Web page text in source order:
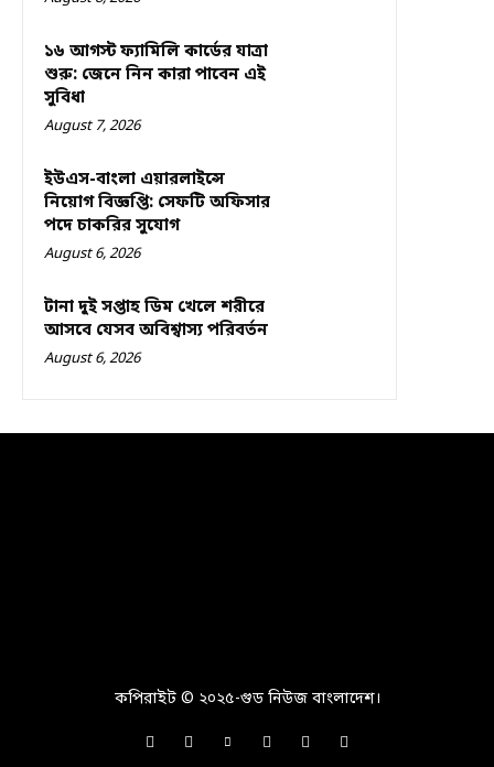
১৬ আগস্ট ফ্যামিলি কার্ডের যাত্রা
শুরু: জেনে নিন কারা পাবেন এই
সুবিধা
August 7, 2026
ইউএস-বাংলা এয়ারলাইন্সে
নিয়োগ বিজ্ঞপ্তি: সেফটি অফিসার
পদে চাকরির সুযোগ
August 6, 2026
টানা দুই সপ্তাহ ডিম খেলে শরীরে
আসবে যেসব অবিশ্বাস্য পরিবর্তন
August 6, 2026
কপিরাইট © ২০২৫-গুড নিউজ বাংলাদেশ।